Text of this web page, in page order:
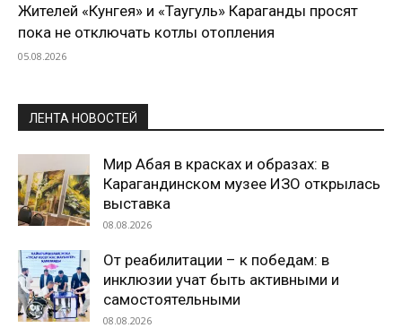
Жителей «Кунгея» и «Таугуль» Караганды просят
пока не отключать котлы отопления
05.08.2026
ЛЕНТА НОВОСТЕЙ
Мир Абая в красках и образах: в
Карагандинском музее ИЗО открылась
выставка
08.08.2026
От реабилитации – к победам: в
инклюзии учат быть активными и
самостоятельными
08.08.2026